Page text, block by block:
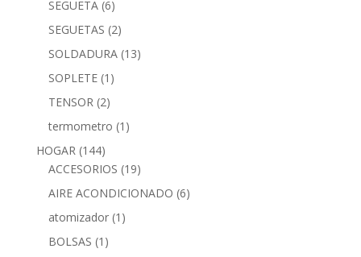
SEGUETA (6)
SEGUETAS (2)
SOLDADURA (13)
SOPLETE (1)
TENSOR (2)
termometro (1)
HOGAR (144)
ACCESORIOS (19)
AIRE ACONDICIONADO (6)
atomizador (1)
BOLSAS (1)